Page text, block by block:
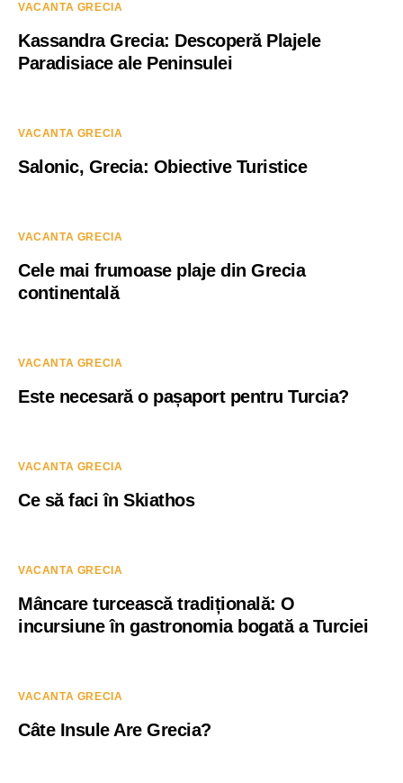
VACANTA GRECIA
Kassandra Grecia: Descoperă Plajele
Paradisiace ale Peninsulei
VACANTA GRECIA
Salonic, Grecia: Obiective Turistice
VACANTA GRECIA
Cele mai frumoase plaje din Grecia
continentală
VACANTA GRECIA
Este necesară o pașaport pentru Turcia?
VACANTA GRECIA
Ce să faci în Skiathos
VACANTA GRECIA
Mâncare turcească tradițională: O
incursiune în gastronomia bogată a Turciei
VACANTA GRECIA
Câte Insule Are Grecia?